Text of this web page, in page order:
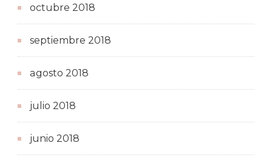
octubre 2018
septiembre 2018
agosto 2018
julio 2018
junio 2018